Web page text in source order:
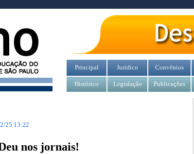
Principal Jurídico Convênios
Histórico Legislação Publicações
25 13:22
nos jornais!